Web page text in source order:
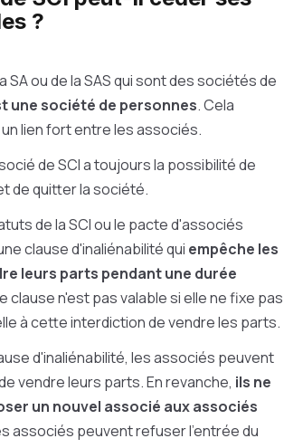
?
SA ou de la SAS qui sont des sociétés de
une société de personnes. Cela
lien fort entre les associés.
de SCI a toujours la possibilité de
de quitter la société.
de la SCI ou le pacte d'associés
clause d'inaliénabilité qui empêche les
leurs parts pendant une durée
clause n'est pas valable si elle ne fixe pas
à cette interdiction de vendre les parts.
d'inaliénabilité, les associés peuvent
vendre leurs parts. En revanche, ils ne
un nouvel associé aux associés
associés peuvent refuser l'entrée du